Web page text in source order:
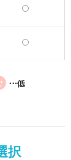
択